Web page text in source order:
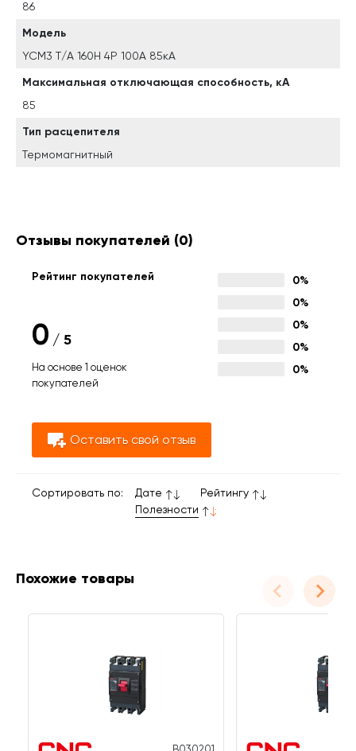
86
Модель
YCM3 T/A 160H 4P 100А 85кА
Максимальная отключающая способность, кА
85
Тип расцепителя
Термомагнитный
Отзывы покупателей (0)
Рейтинг покупателей
0 / 5
На основе 1 оценок
покупателей
0%
0%
0%
0%
0%
Оставить свой отзыв
Сортировать по: Дате
Рейтингу
Полезности
Похожие товары